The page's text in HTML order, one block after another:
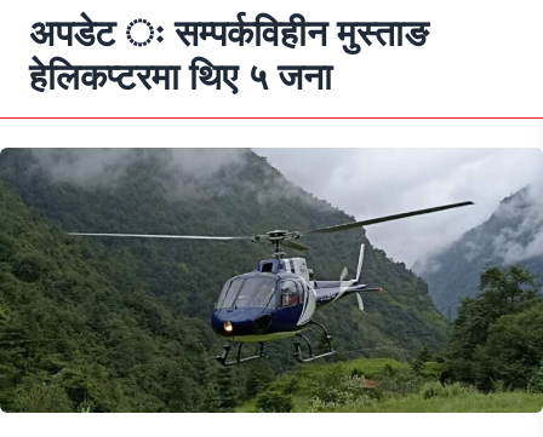
अपडेट ः सम्पर्कविहीन मुस्ताङ
हेलिकप्टरमा थिए ५ जना